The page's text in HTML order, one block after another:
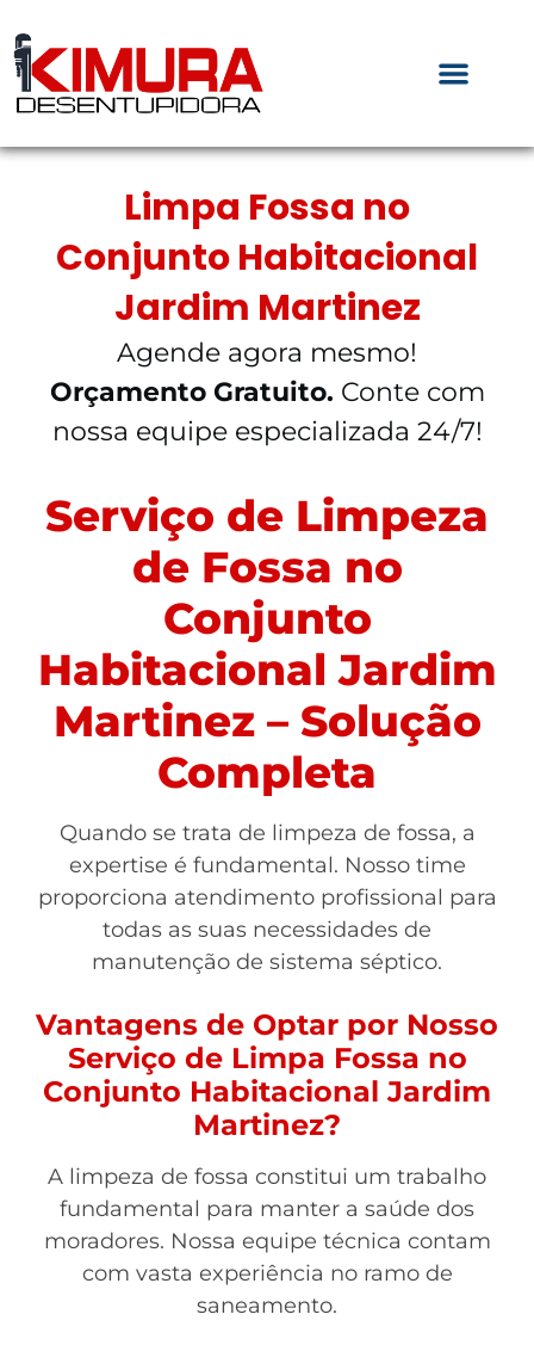
Limpa Fossa no
Conjunto Habitacional
Jardim Martinez
Agende agora mesmo!
Orçamento Gratuito. Conte com
nossa equipe especializada 24/7!
Serviço de Limpeza
de Fossa no
Conjunto
Habitacional Jardim
Martinez – Solução
Completa
Quando se trata de limpeza de fossa, a
expertise é fundamental. Nosso time
proporciona atendimento profissional para
todas as suas necessidades de
manutenção de sistema séptico.
Vantagens de Optar por Nosso
Serviço de Limpa Fossa no
Conjunto Habitacional Jardim
Martinez?
A limpeza de fossa constitui um trabalho
fundamental para manter a saúde dos
moradores. Nossa equipe técnica contam
com vasta experiência no ramo de
saneamento.